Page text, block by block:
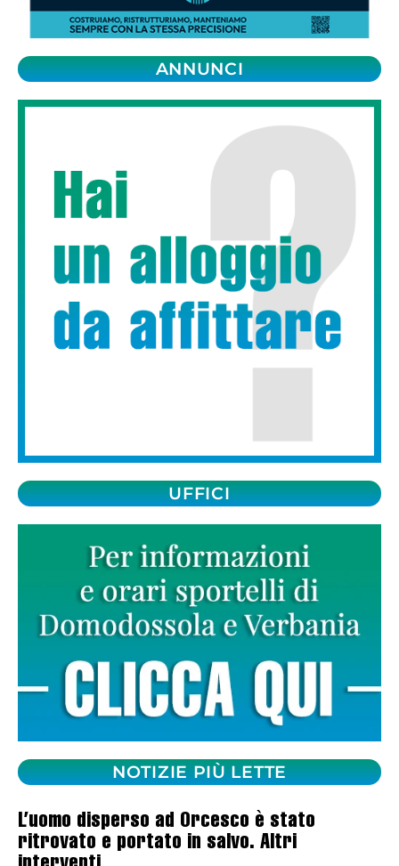
ANNUNCI
UFFICI
NOTIZIE PIÙ LETTE
L’uomo disperso ad Orcesco è stato
ritrovato e portato in salvo. Altri